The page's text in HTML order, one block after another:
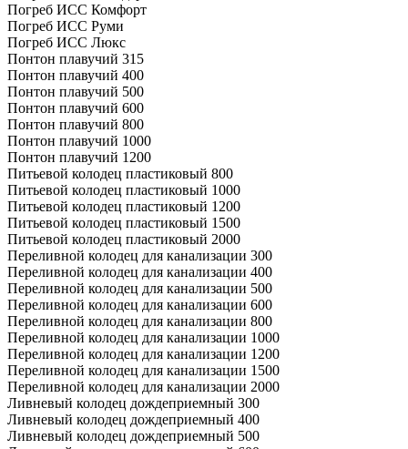
Погреб ИСС Комфорт
Погреб ИСС Руми
Погреб ИСС Люкс
Понтон плавучий 315
Понтон плавучий 400
Понтон плавучий 500
Понтон плавучий 600
Понтон плавучий 800
Понтон плавучий 1000
Понтон плавучий 1200
Питьевой колодец пластиковый 800
Питьевой колодец пластиковый 1000
Питьевой колодец пластиковый 1200
Питьевой колодец пластиковый 1500
Питьевой колодец пластиковый 2000
Переливной колодец для канализации 300
Переливной колодец для канализации 400
Переливной колодец для канализации 500
Переливной колодец для канализации 600
Переливной колодец для канализации 800
Переливной колодец для канализации 1000
Переливной колодец для канализации 1200
Переливной колодец для канализации 1500
Переливной колодец для канализации 2000
Ливневый колодец дождеприемный 300
Ливневый колодец дождеприемный 400
Ливневый колодец дождеприемный 500